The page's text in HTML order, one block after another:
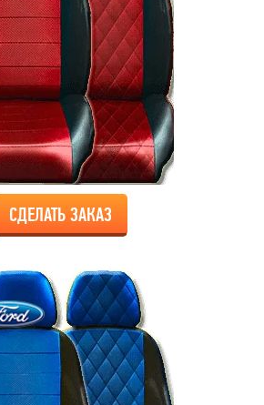
СДЕЛАТЬ ЗАКАЗ